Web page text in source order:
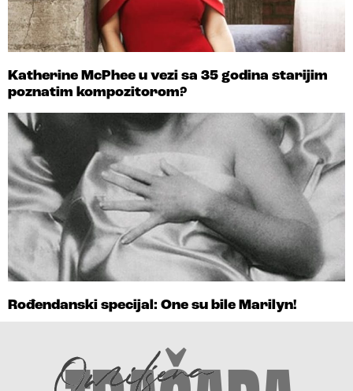
Katherine McPhee u vezi sa 35 godina starijim
poznatim kompozitorom?
Rođendanski specijal: One su bile Marilyn!